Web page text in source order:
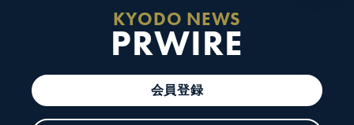
KYODO NEWS
PRWIRE
会員登録